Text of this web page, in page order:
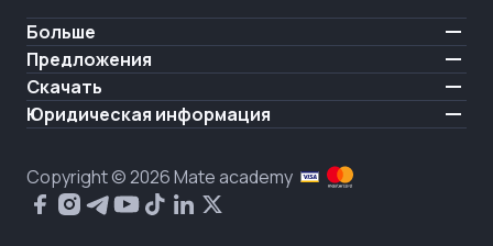
Больше
Цены
Отзывы
О нас
Состояние рынка IT
Вопросы и ответы про IT
Предложения
IT для ветеранов
Нанять выпускника
Обучение полного дня
Скачать
iOS
Юридическая информация
Политика конфиденциальности
Политика cookies
Публичное договор
Copyright © 2026 Mate academy